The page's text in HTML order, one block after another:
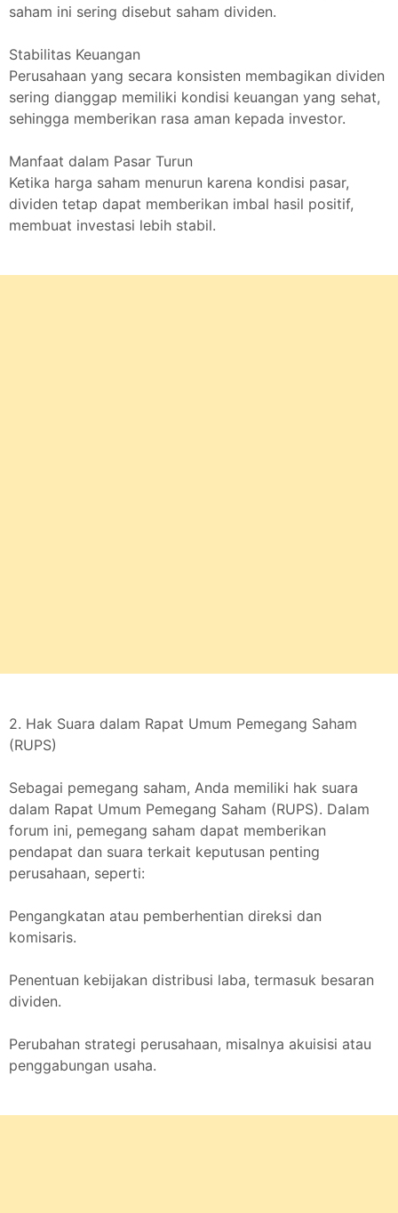
saham ini sering disebut saham dividen.
Stabilitas Keuangan
Perusahaan yang secara konsisten membagikan dividen
sering dianggap memiliki kondisi keuangan yang sehat,
sehingga memberikan rasa aman kepada investor.
Manfaat dalam Pasar Turun
Ketika harga saham menurun karena kondisi pasar,
dividen tetap dapat memberikan imbal hasil positif,
membuat investasi lebih stabil.
2. Hak Suara dalam Rapat Umum Pemegang Saham
(RUPS)
Sebagai pemegang saham, Anda memiliki hak suara
dalam Rapat Umum Pemegang Saham (RUPS). Dalam
forum ini, pemegang saham dapat memberikan
pendapat dan suara terkait keputusan penting
perusahaan, seperti:
Pengangkatan atau pemberhentian direksi dan
komisaris.
Penentuan kebijakan distribusi laba, termasuk besaran
dividen.
Perubahan strategi perusahaan, misalnya akuisisi atau
penggabungan usaha.